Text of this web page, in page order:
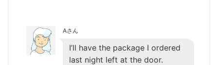
Aさん
I’ll have the package I ordered
last night left at the door.